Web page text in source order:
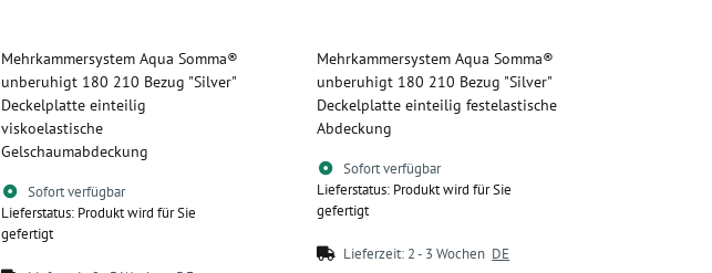
Mehrkammersystem Aqua Somma®
unberuhigt 180 210 Bezug "Silver"
Deckelplatte einteilig
viskoelastische
Gelschaumabdeckung
Sofort verfügbar
Lieferstatus: Produkt wird für Sie
gefertigt
Mehrkammersystem Aqua Somma®
unberuhigt 180 210 Bezug "Silver"
Deckelplatte einteilig festelastische
Abdeckung
Sofort verfügbar
Lieferstatus: Produkt wird für Sie
gefertigt
Lieferzeit: 2 - 3 Wochen DE